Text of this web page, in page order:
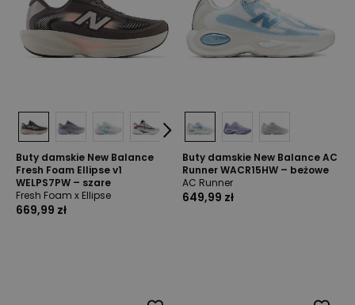
Buty damskie New Balance
Fresh Foam Ellipse v1
WELPS7PW – szare
Fresh Foam x Ellipse
669,99 zł
Buty damskie New Balance AC
Runner WACR15HW – beżowe
AC Runner
649,99 zł